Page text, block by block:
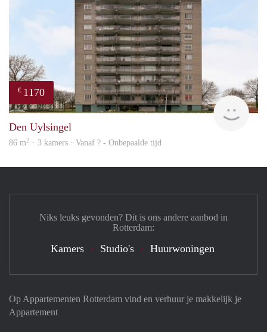
€ 1170
Den Uylsingel
86 m2 · 3 kamers · Vanaf ? - Onbepaalde tijd
Op Appartementen Rotterdam vind en verhuur je makkelijk je
Appartement
Niks leuks gevonden? Dit is ons andere aanbod in
Rotterdam:
Kamers Studio's Huurwoningen